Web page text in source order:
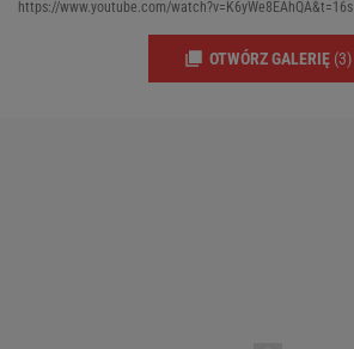
https://www.youtube.com/watch?v=K6yWe8EAhQA&t=16s
OTWÓRZ GALERIĘ (3)